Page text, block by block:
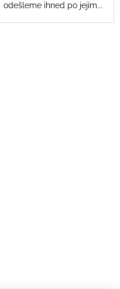
odešleme ihned po jejím...